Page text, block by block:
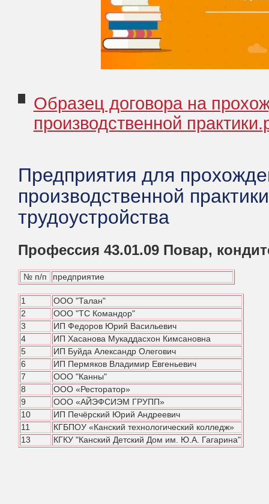
Образец договора на
производственной
Предприятия для
производственной
трудоустройства
Профессия 43.01.09 Повар,
№ п/п предприятие
1
ООО "Талан"
2
ООО "ТС Командор"
3
ИП Федоров Юрий Васильевич
4
ИП Хасанова Мукаддасхон Кимсановна
5
ИП Буйда Александр Олегович
6
ИП Пермяков Владимир Евгеньевич
7
ООО "Канны"
8
ООО «Ресторатор»
9
ООО «АЙЭФСИЭМ ГРУПП»
10
ИП Печёрский Юрий Андреевич
11
КГБПОУ «Канский технологический колледж»
13
КГКУ "Канский Детский Дом им. Ю.А. Гагарина"